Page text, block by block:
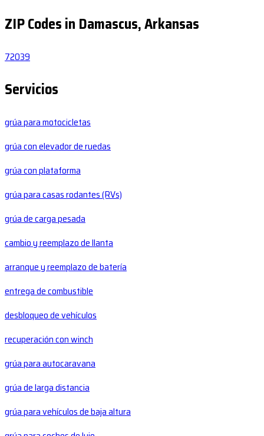
ZIP Codes in Damascus, Arkansas
72039
Servicios
grúa para motocicletas
grúa con elevador de ruedas
grúa con plataforma
grúa para casas rodantes (RVs)
grúa de carga pesada
cambio y reemplazo de llanta
arranque y reemplazo de batería
entrega de combustible
desbloqueo de vehículos
recuperación con winch
grúa para autocaravana
grúa de larga distancia
grúa para vehículos de baja altura